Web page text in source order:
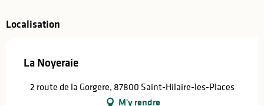
Localisation
La Noyeraie
2 route de la Gorgere, 87800 Saint-Hilaire-les-Places
M'y rendre